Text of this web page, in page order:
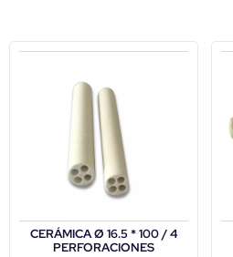
CERÁMICA Ø 16.5 * 100 / 4
PERFORACIONES